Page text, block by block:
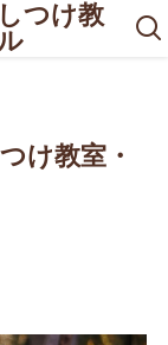
つけ教
け教室・